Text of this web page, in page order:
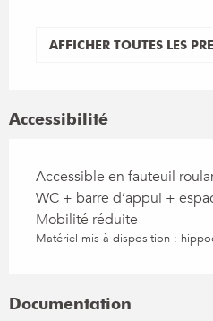
AFFICHER TOUTES LES
Accessibilité
Accessible en fauteuil
WC + barre d’appui +
Mobilité réduite
Matériel mis à disposition :
Documentation